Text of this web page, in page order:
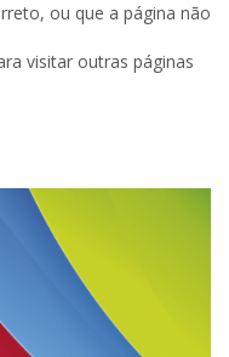
ou que a página não
visitar outras páginas